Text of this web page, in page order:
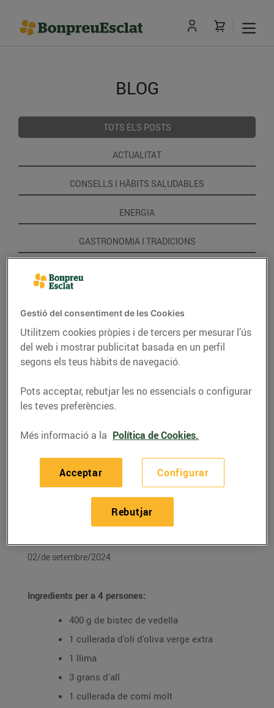
BLOG
TOTS ELS POSTS
ACTUALITAT
CONSELLS I HÀBITS SALUDABLES
ENERGIA
GASTRONOMIA I TRADICIONS
Fajitas de vedella amb
pebrots
Per 4,32 € per persona
02/de setembre/2024
Ingredients per a 4 persones:
400 g de bistec de vedella
1 cullerada d'oli d'oliva verge extra
1 llima
3 grans d'all
1 cullerada de comí molt
Gestió del consentiment de les Cookies
Utilitzem cookies pròpies i de tercers per mesurar l’ús
del web i mostrar publicitat basada en un perfil
segons els teus hàbits de navegació.
Pots acceptar, rebutjar les no essencials o configurar
les teves preferències.
Més informació a la Política de Cookies.
Configurar
Rebutjar
Acceptar